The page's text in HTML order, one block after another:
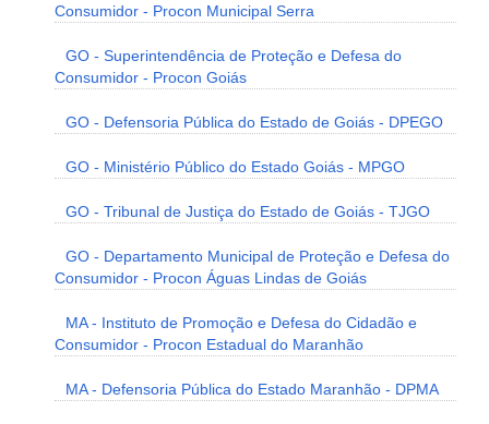
Consumidor - Procon Municipal Serra
GO - Superintendência de Proteção e Defesa do
Consumidor - Procon Goiás
GO - Defensoria Pública do Estado de Goiás - DPEGO
GO - Ministério Público do Estado Goiás - MPGO
GO - Tribunal de Justiça do Estado de Goiás - TJGO
GO - Departamento Municipal de Proteção e Defesa do
Consumidor - Procon Águas Lindas de Goiás
MA - Instituto de Promoção e Defesa do Cidadão e
Consumidor - Procon Estadual do Maranhão
MA - Defensoria Pública do Estado Maranhão - DPMA